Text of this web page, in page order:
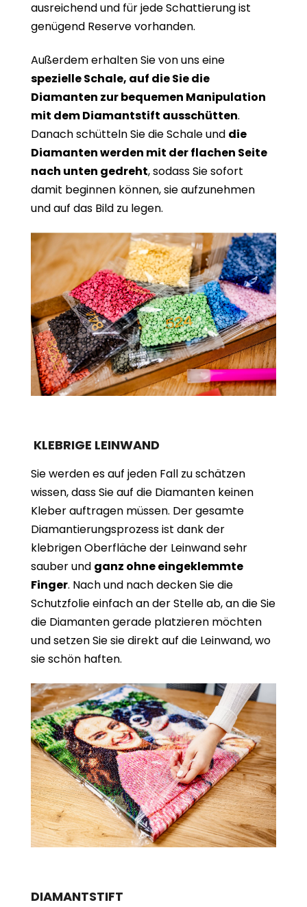
ausreichend und für jede Schattierung ist
genügend Reserve vorhanden.
Außerdem erhalten Sie von uns eine
spezielle Schale, auf die Sie die
Diamanten zur bequemen Manipulation
mit dem Diamantstift ausschütten.
Danach schütteln Sie die Schale und die
Diamanten werden mit der flachen Seite
nach unten gedreht, sodass Sie sofort
damit beginnen können, sie aufzunehmen
und auf das Bild zu legen.
KLEBRIGE LEINWAND
Sie werden es auf jeden Fall zu schätzen
wissen, dass Sie auf die Diamanten keinen
Kleber auftragen müssen. Der gesamte
Diamantierungsprozess ist dank der
klebrigen Oberfläche der Leinwand sehr
sauber und ganz ohne eingeklemmte
Finger. Nach und nach decken Sie die
Schutzfolie einfach an der Stelle ab, an die Sie
die Diamanten gerade platzieren möchten
und setzen Sie sie direkt auf die Leinwand, wo
sie schön haften.
DIAMANTSTIFT